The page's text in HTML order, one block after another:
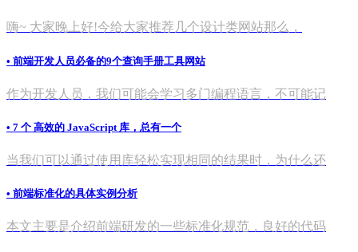
嗨~ 大家晚上好!今给大家推荐几个设计类网站那么，
• 前端开发人员必备的9个查询手册工具网站
作为开发人员，我们可能会学习多门编程语言，不可能记
• 7 个 高效的 JavaScript 库，总有一个
当我们可以通过使用库轻松实现相同的结果时，为什么还
• 前端标准化的具体实例分析
本文主要是介绍前端研发的一些标准化规范，良好的代码